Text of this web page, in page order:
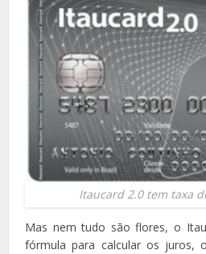
Itaucard 2.0 tem taxa
Mas nem tudo são flores, o
fórmula para calcular os juros,